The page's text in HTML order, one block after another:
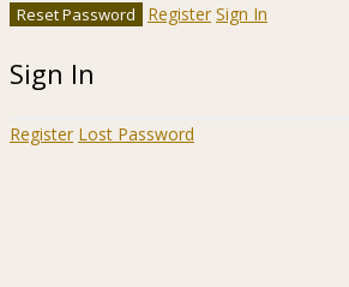
Register Sign In
Sign In
Register Lost Password